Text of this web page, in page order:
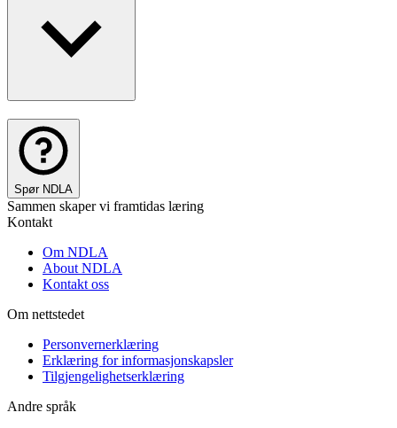
Spør NDLA
Sammen skaper vi framtidas læring
Kontakt
Om NDLA
About NDLA
Kontakt oss
Om nettstedet
Personvernerklæring
Erklæring for informasjonskapsler
Tilgjengelighetserklæring
Andre språk